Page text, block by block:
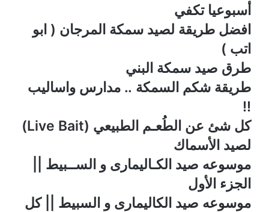
أسبوعيا تكفي
افضل طريقة لصيد سمكة المرجان ( ابو
اتب )
طرق صيد سمكة البني
طريقة شكم السمكة .. مدارس واساليب
!!
كل شئ عن الطُعـم الطبيعي (Live Bait)
لصيد الأسماك
موسوعه صيد الكـاليمارى و الســبيط ||
الجزء الأول
موسوعه صيد الكاليمارى و السبيط || كل